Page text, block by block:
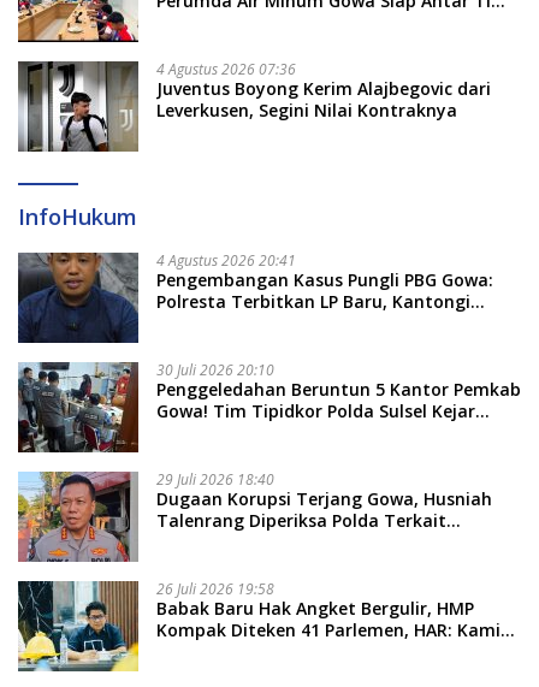
4 Agustus 2026 07:36
Juventus Boyong Kerim Alajbegovic dari
Leverkusen, Segini Nilai Kontraknya
InfoHukum
4 Agustus 2026 20:41
Pengembangan Kasus Pungli PBG Gowa:
Polresta Terbitkan LP Baru, Kantongi
30 Juli 2026 20:10
Penggeledahan Beruntun 5 Kantor Pemkab
Gowa! Tim Tipidkor Polda Sulsel Kejar
29 Juli 2026 18:40
Dugaan Korupsi Terjang Gowa, Husniah
Talenrang Diperiksa Polda Terkait
26 Juli 2026 19:58
​Babak Baru Hak Angket Bergulir, HMP
Kompak Diteken 41 Parlemen, HAR: Kami